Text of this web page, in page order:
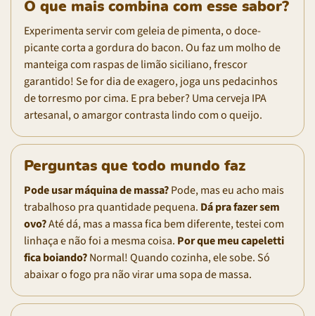
O que mais combina com esse sabor?
Experimenta servir com geleia de pimenta, o doce-
picante corta a gordura do bacon. Ou faz um molho de
manteiga com raspas de limão siciliano, frescor
garantido! Se for dia de exagero, joga uns pedacinhos
de torresmo por cima. E pra beber? Uma cerveja IPA
artesanal, o amargor contrasta lindo com o queijo.
Perguntas que todo mundo faz
Pode usar máquina de massa?Pode, mas eu acho mais
trabalhoso pra quantidade pequena. Dá pra fazer sem
ovo?Até dá, mas a massa fica bem diferente, testei com
linhaça e não foi a mesma coisa. Por que meu capeletti
fica boiando?Normal! Quando cozinha, ele sobe. Só
abaixar o fogo pra não virar uma sopa de massa.